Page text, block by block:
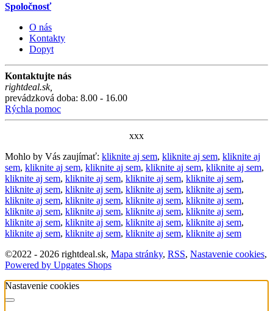
Spoločnosť
O nás
Kontakty
Dopyt
Kontaktujte nás
rightdeal.sk,
prevádzková doba: 8.00 - 16.00
Rýchla pomoc
xxx
Mohlo by Vás zaujímať: kliknite aj sem, kliknite aj sem, kliknite aj
sem, kliknite aj sem, kliknite aj sem, kliknite aj sem, kliknite aj sem,
kliknite aj sem, kliknite aj sem, kliknite aj sem, kliknite aj sem,
kliknite aj sem, kliknite aj sem, kliknite aj sem, kliknite aj sem,
kliknite aj sem, kliknite aj sem, kliknite aj sem, kliknite aj sem,
kliknite aj sem, kliknite aj sem, kliknite aj sem, kliknite aj sem,
kliknite aj sem, kliknite aj sem, kliknite aj sem, kliknite aj sem,
kliknite aj sem, kliknite aj sem, kliknite aj sem, kliknite aj sem
©2022 - 2026 rightdeal.sk, Mapa stránky, RSS, Nastavenie cookies,
Powered by Upgates Shops
Nastavenie cookies